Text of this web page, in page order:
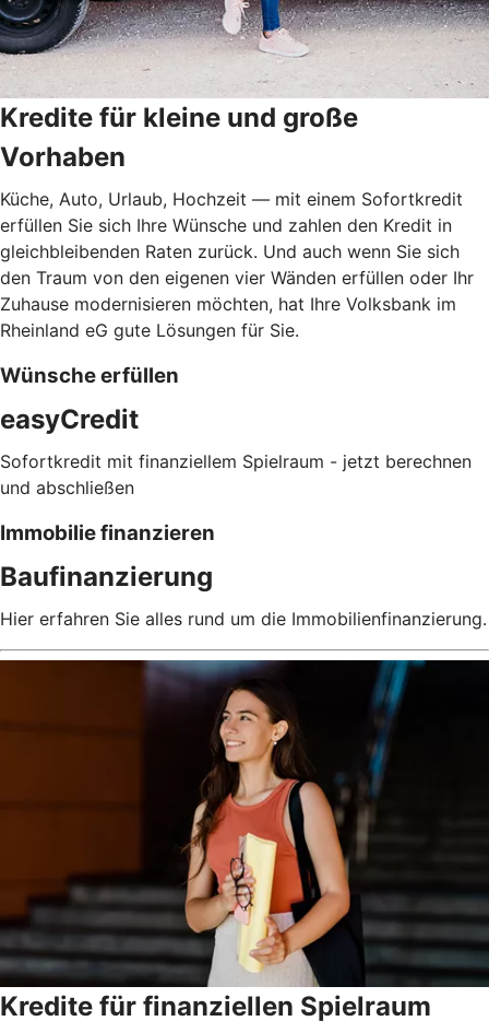
Kredite für kleine und große
Vorhaben
Küche, Auto, Urlaub, Hochzeit — mit einem Sofortkredit
erfüllen Sie sich Ihre Wünsche und zahlen den Kredit in
gleichbleibenden Raten zurück. Und auch wenn Sie sich
den Traum von den eigenen vier Wänden erfüllen oder Ihr
Zuhause modernisieren möchten, hat Ihre Volksbank im
Rheinland eG gute Lösungen für Sie.
Wünsche erfüllen
easyCredit
Sofortkredit mit finanziellem Spielraum - jetzt berechnen
und abschließen
Immobilie finanzieren
Baufinanzierung
Hier erfahren Sie alles rund um die Immobilienfinanzierung.
Kredite für finanziellen Spielraum